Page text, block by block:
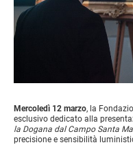
Mercoledì 12 marzo, la
esclusivo dedicato alla
la Dogana dal Campo Santa
precisione e sensibilità